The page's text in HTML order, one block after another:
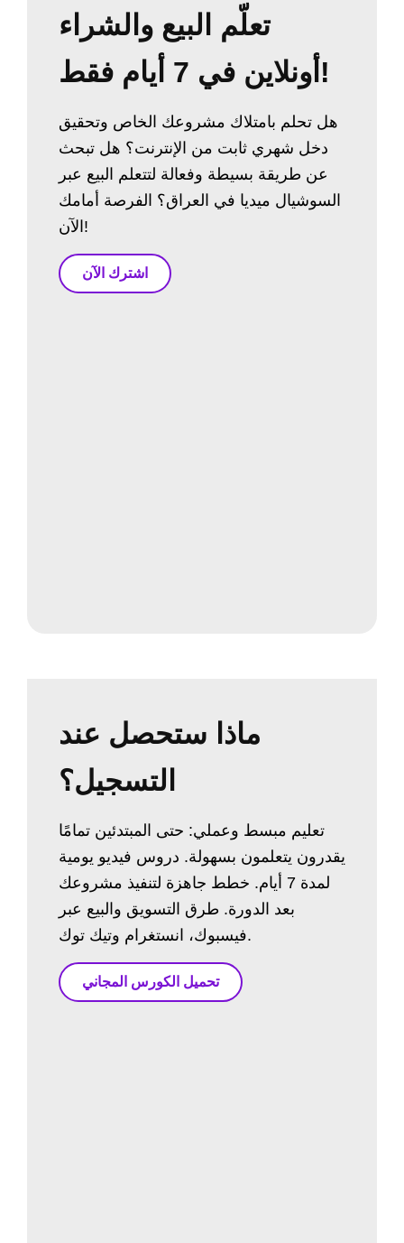
تعلّم البيع والشراء
أونلاين في 7 أيام فقط!
هل تحلم بامتلاك مشروعك الخاص وتحقيق
دخل شهري ثابت من الإنترنت؟ هل تبحث
عن طريقة بسيطة وفعالة لتتعلم البيع عبر
السوشيال ميديا في العراق؟ الفرصة أمامك
الآن!
اشترك الآن
ماذا ستحصل عند
التسجيل؟
تعليم مبسط وعملي: حتى المبتدئين تمامًا
يقدرون يتعلمون بسهولة. دروس فيديو يومية
لمدة 7 أيام. خطط جاهزة لتنفيذ مشروعك
بعد الدورة. طرق التسويق والبيع عبر
فيسبوك، انستغرام وتيك توك.
تحميل الكورس المجاني